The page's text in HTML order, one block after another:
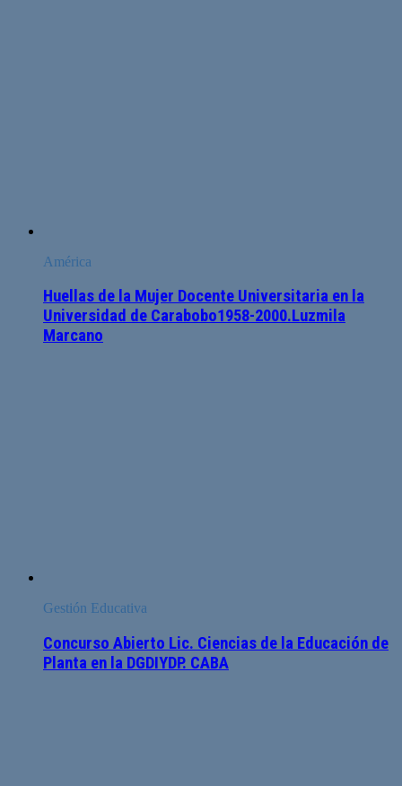
América
Huellas de la Mujer Docente Universitaria en la
Universidad de Carabobo1958-2000.Luzmila
Marcano
Gestión Educativa
Concurso Abierto Lic. Ciencias de la Educación de
Planta en la DGDIYDP. CABA